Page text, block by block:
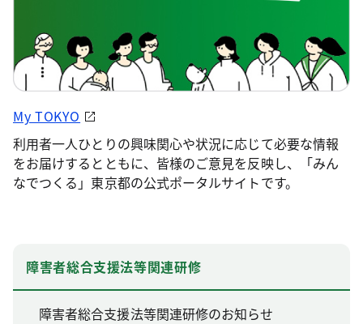
My TOKYO
利用者一人ひとりの興味関心や状況に応じて必要な情報
をお届けするとともに、皆様のご意見を反映し、「みん
なでつくる」東京都の公式ポータルサイトです。
障害者総合支援法等関連研修
障害者総合支援法等関連研修のお知らせ